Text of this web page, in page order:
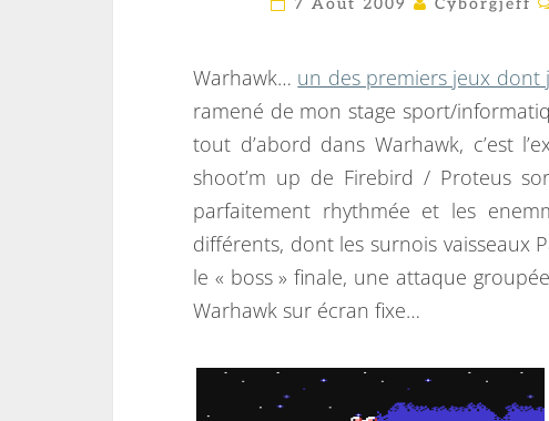
7 Août 2009 Cyborgjeff
Warhawk… un des premiers jeux dont
ramené de mon stage sport/
tout d’abord dans Warhawk, c’est
shoot’m up de Firebird / Proteus
parfaitement rhythmée et les
différents, dont les surnois vaisseaux
le « boss » finale, une attaque
Warhawk sur écran fixe…